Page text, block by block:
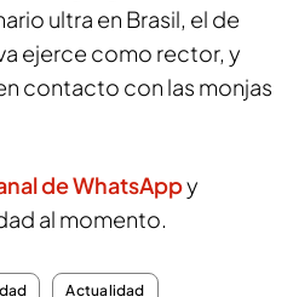
ultra en Brasil, el de
ejerce como rector, y
contacto con las monjas
de WhatsAppy
al momento.
Actualidad